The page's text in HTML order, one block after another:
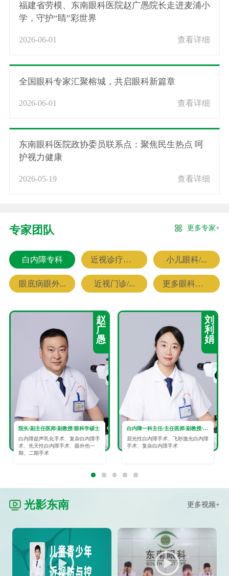
福建省劳模、东南眼科医院赵广愚院长走进麦浦小
学，守护“睛”彩世界
2026-06-01 查看详细
全国眼科专家汇聚榕城，共启眼科新篇章
2026-06-01 查看详细
东南眼科医院政协委员联系点：聚焦民生热点 呵
护视力健康
2026-05-19 查看详细
专家团队 更多专家+
白内障专科 近视诊疗专科 小儿眼科/...
眼底病眼外... 近视门诊/... 更多眼科专家
赵
广
愚
院长/副主任医师/副教授/眼科学硕士
白内障超声乳化手术、复杂白内障手
术、先天性白内障手术、眼外伤一
期、二期手术
刘
利
娟
白内障一科主任/主任医师/副教授/眼科学硕士
屈光性白内障手术、飞秒激光白内障
手术、复杂白内障手术
光影东南 更多视频+